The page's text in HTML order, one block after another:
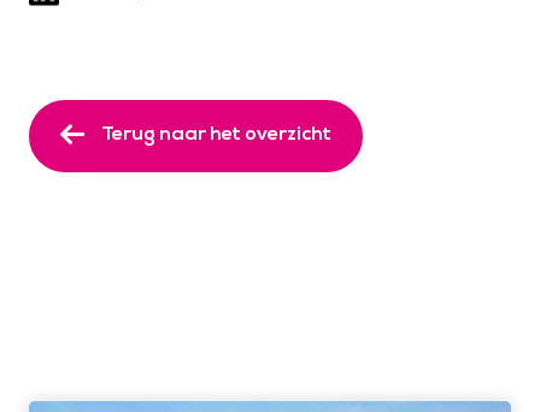
Terug naar het overzicht